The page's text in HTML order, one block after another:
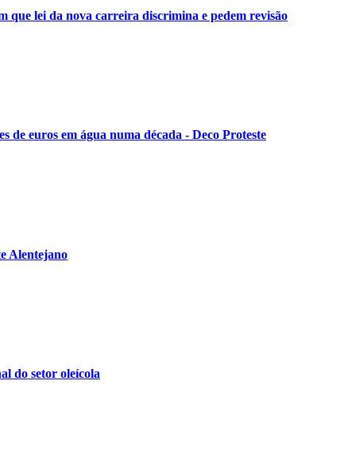
que lei da nova carreira discrimina e pedem revisão
de euros em água numa década - Deco Proteste
Alentejano
do setor oleícola